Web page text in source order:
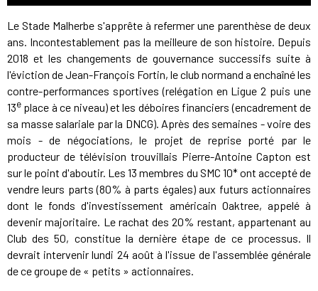
Le Stade Malherbe s'apprête à refermer une parenthèse de deux
ans. Incontestablement pas la meilleure de son histoire. Depuis
2018 et les changements de gouvernance successifs suite à
l'éviction de Jean-François Fortin, le club normand a enchaîné les
contre-performances sportives (relégation en Ligue 2 puis une
13e place à ce niveau) et les déboires financiers (encadrement de
sa masse salariale par la DNCG). Après des semaines - voire des
mois - de négociations, le projet de reprise porté par le
producteur de télévision trouvillais Pierre-Antoine Capton est
sur le point d'aboutir. Les 13 membres du SMC 10* ont accepté de
vendre leurs parts (80% à parts égales) aux futurs actionnaires
dont le fonds d'investissement américain Oaktree, appelé à
devenir majoritaire. Le rachat des 20% restant, appartenant au
Club des 50, constitue la dernière étape de ce processus. Il
devrait intervenir lundi 24 août à l'issue de l'assemblée générale
de ce groupe de « petits » actionnaires.